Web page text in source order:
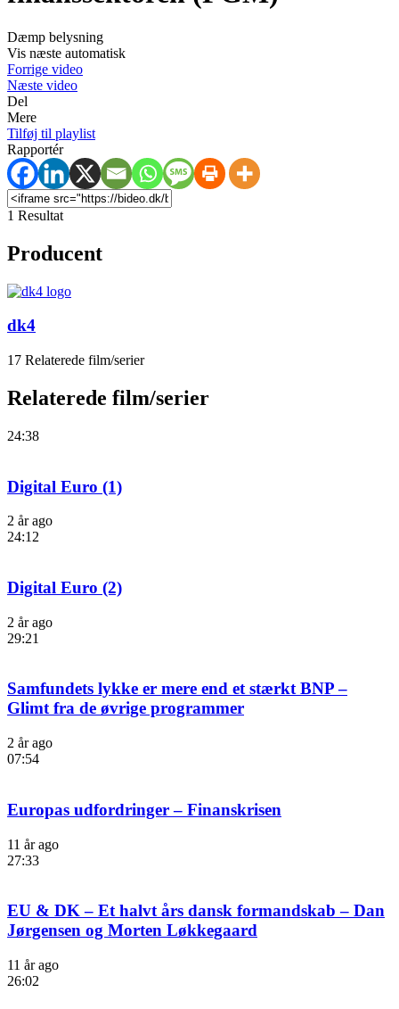
Dæmp belysning
Vis næste automatisk
Forrige video
Næste video
Del
Mere
Tilføj til playlist
Rapportér
1 Resultat
Producent
dk4
17 Relaterede film/serier
Relaterede film/serier
24:38
Digital Euro (1)
2 år ago
24:12
Digital Euro (2)
2 år ago
29:21
Samfundets lykke er mere end et stærkt BNP –
Glimt fra de øvrige programmer
2 år ago
07:54
Europas udfordringer – Finanskrisen
11 år ago
27:33
EU & DK – Et halvt års dansk formandskab – Dan
Jørgensen og Morten Løkkegaard
11 år ago
26:02